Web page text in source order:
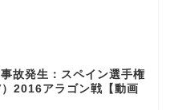
故発生：スペイン選手権
）2016アラゴン戦【動画